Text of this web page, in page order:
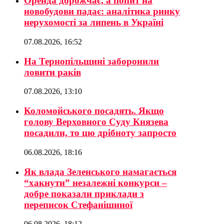
новобудови падає: аналітика ринку
нерухомості за липень в Україні
07.08.2026, 16:52
На Тернопільщині заборонили
ловити раків
07.08.2026, 13:10
Коломойського посадять. Якщо
голову Верховного Суду Князева
посадили, то цю дрібноту запросто
06.08.2026, 18:16
Як влада Зеленського намагається
“хакнути” незалежні конкурси –
добре показали приклади з
переписок Стефанішиної